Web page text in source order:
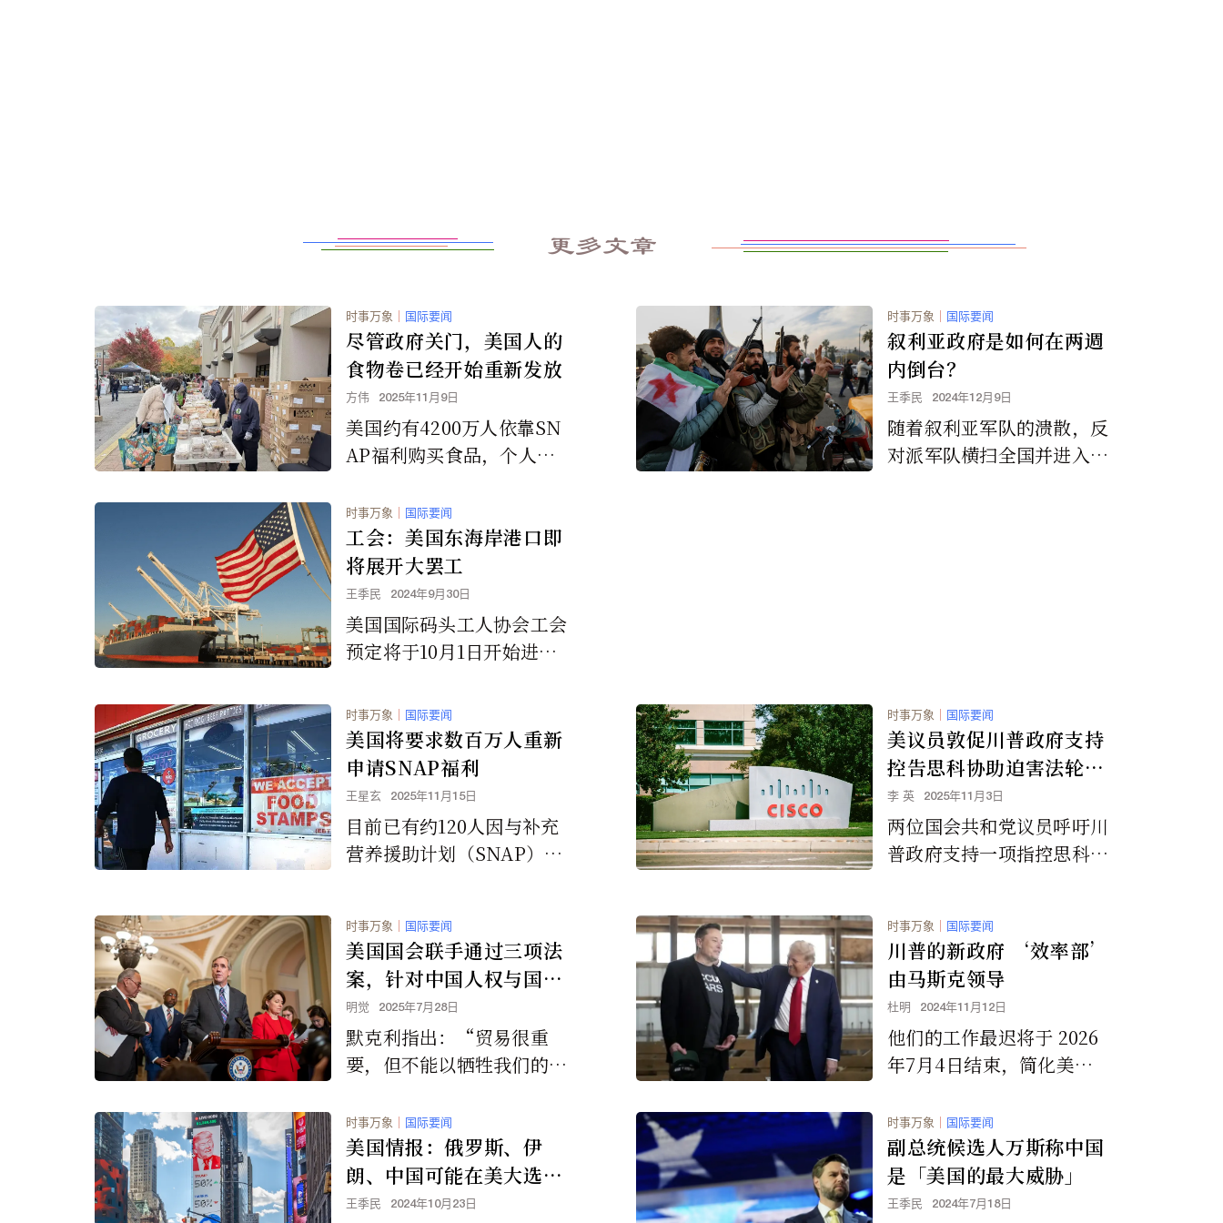
更多文章
时事万象 ｜ 国际要闻
尽管政府关门，美国人的
食物卷已经开始重新发放
方伟 2025年11月9日
美国约有4200万人依靠SN
AP福利购买食品，个人每
口之家最高可获约1000美
元补助。
时事万象 ｜ 国际要闻
叙利亚政府是如何在两週
内倒台？
王季民 2024年12月9日
随着叙利亚军队的溃散，反
对派军队横扫全国并进入大
时事万象 ｜ 国际要闻
工会：美国东海岸港口即
将展开大罢工
王季民 2024年9月30日
美国国际码头工人协会工会
预定将于10月1日开始进行
面港口罢工。
时事万象 ｜ 国际要闻
美国将要求数百万人重新
申请SNAP福利
王星玄 2025年11月15日
目前已有约120人因与补充
营养援助计划（SNAP）相
是“冰山一角”。
时事万象 ｜ 国际要闻
美议员敦促川普政府支持
控告思科协助迫害法轮功
的诉讼
李 英 2025年11月3日
两位国会共和党议员呼吁川
普政府支持一项指控思科公
高法院允许案件进入审理程
序。
时事万象 ｜ 国际要闻
美国国会联手通过三项法
案，针对中国人权与国家
安全，与川普的对华贸易
政策背道而驰
明觉 2025年7月28日
默克利指出：“贸易很重
要，但不能以牺牲我们的价
价。”
时事万象 ｜ 国际要闻
川普的新政府 ‘效率部’
由马斯克领导
杜明 2024年11月12日
他们的工作最迟将于 2026
年7月4日结束，简化美国
模更小、效率更高、官僚主
义更少的政府
时事万象 ｜ 国际要闻
美国情报：俄罗斯、伊
朗、中国可能在美大选后
引发暴力
王季民 2024年10月23日
时事万象 ｜ 国际要闻
副总统候选人万斯称中国
是「美国的最大威胁」
王季民 2024年7月18日